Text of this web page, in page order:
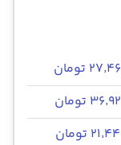
تومان
تومان
تومان